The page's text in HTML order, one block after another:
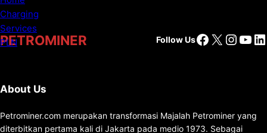
PETROMINER Follow UsFacebook
X
About Us
Petrominer.com merupakan transformasi Majalah Petrominer yang
diterbitkan pertama kali di Jakarta pada medio 1973. Sebagai